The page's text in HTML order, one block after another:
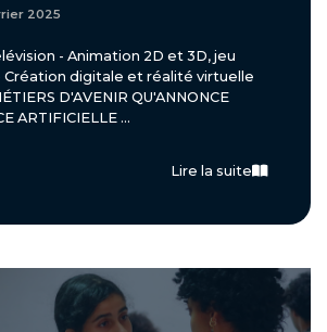
2025
- Animation 2D et 3D, jeu
Création digitale et réalité virtuelle
D'AVENIR QU'ANNONCE
ARTIFICIELLE ...
Lire la suite